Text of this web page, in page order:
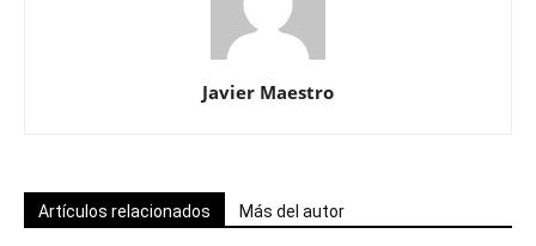
Javier Maestro
Artículos relacionados Más del autor